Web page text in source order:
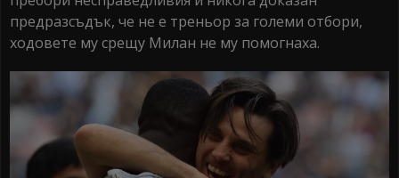
предразсъдък, че не е треньор за големи отбори,
ходовете му срещу Милан не му помогнаха.